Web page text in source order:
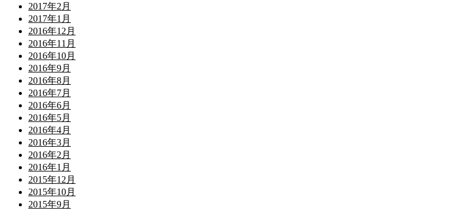
2017年2月
2017年1月
2016年12月
2016年11月
2016年10月
2016年9月
2016年8月
2016年7月
2016年6月
2016年5月
2016年4月
2016年3月
2016年2月
2016年1月
2015年12月
2015年10月
2015年9月